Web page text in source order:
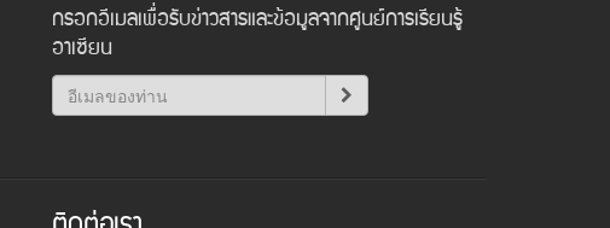
กรอกอีเมลเพื่อรับข่าวสารและข้อมูลจากศูนย์การเรียนรู้
อาเซียน